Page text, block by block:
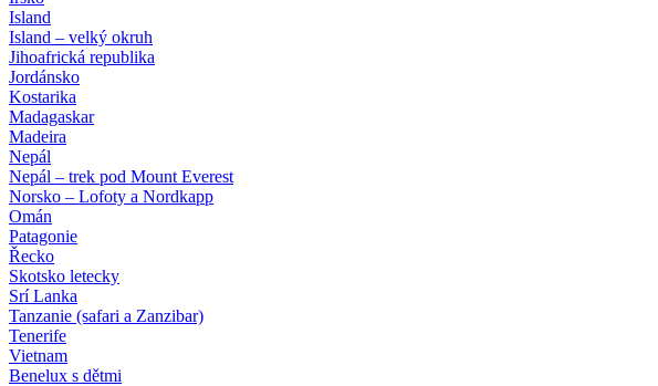
Island
Island – velký okruh
Jihoafrická republika
Jordánsko
Kostarika
Madagaskar
Madeira
Nepál
Nepál – trek pod Mount Everest
Norsko – Lofoty a Nordkapp
Omán
Patagonie
Řecko
Skotsko letecky
Srí Lanka
Tanzanie (safari a Zanzibar)
Tenerife
Vietnam
Benelux s dětmi